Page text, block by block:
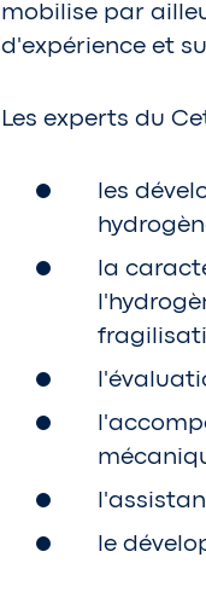
mobilise par
d'expérience et
Les experts du
les
la
le